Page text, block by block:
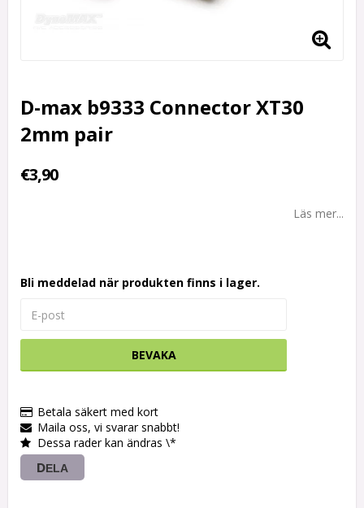
D-max b9333 Connector XT30
2mm pair
€3,90
Läs mer...
Bli meddelad när produkten finns i lager.
BEVAKA
Betala säkert med kort
Maila oss, vi svarar snabbt!
Dessa rader kan ändras \*
DELA